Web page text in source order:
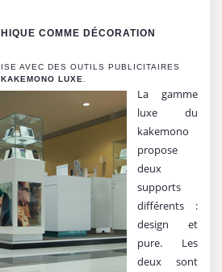
COMME DÉCORATION
AVEC DES OUTILS PUBLICITAIRES
LUXE
La gamme
luxe du
kakemono
propose
deux
supports
différents :
design et
pure. Les
deux sont